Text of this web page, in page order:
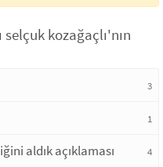
kozağaçlı'nın
3
1
aldık açıklaması 4